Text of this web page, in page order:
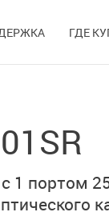
ГДЕ
1 портом